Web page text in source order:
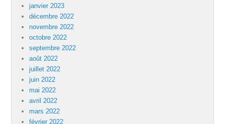
janvier 2023
décembre 2022
novembre 2022
octobre 2022
septembre 2022
août 2022
juillet 2022
juin 2022
mai 2022
avril 2022
mars 2022
février 2022